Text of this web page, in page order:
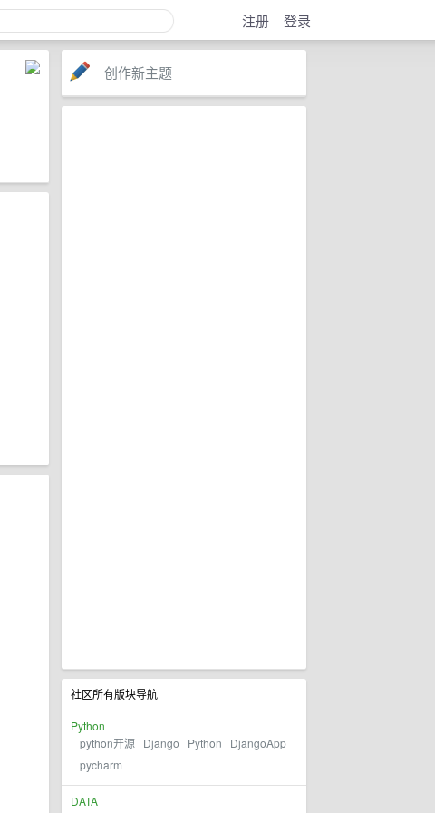
注册 登录
创作新主题
社区所有版块导航
Python
python开源 Django Python
DjangoApp
pycharm
DATA